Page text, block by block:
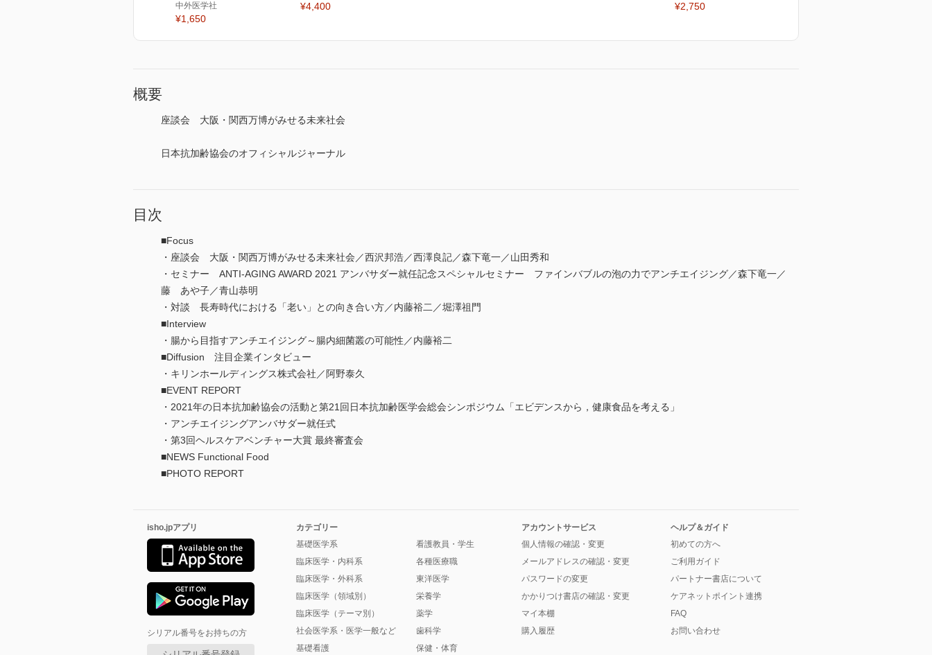
中外医学社
¥1,650
¥4,400 ¥2,750
概要
座談会 大阪・関西万博がみせる未来社会
日本抗加齢協会のオフィシャルジャーナル
目次
■Focus
・座談会 大阪・関西万博がみせる未来社会／西沢邦浩／西澤良記／森下竜一／山田秀和
・セミナー ANTI-AGING AWARD 2021 アンバサダー就任記念スペシャルセミナー ファインバブルの泡の力でアンチエイジング／森下竜一／
藤 あや子／青山恭明
・対談 長寿時代における「老い」との向き合い方／内藤裕二／堀澤祖門
■Interview
・腸から目指すアンチエイジング～腸内細菌叢の可能性／内藤裕二
■Diffusion 注目企業インタビュー
・キリンホールディングス株式会社／阿野泰久
■EVENT REPORT
・2021年の日本抗加齢協会の活動と第21回日本抗加齢医学会総会シンポジウム「エビデンスから，健康食品を考える」
・アンチエイジングアンバサダー就任式
・第3回ヘルスケアベンチャー大賞 最終審査会
■NEWS Functional Food
■PHOTO REPORT
isho.jpアプリ
シリアル番号をお持ちの方
カテゴリー
基礎医学系
臨床医学・内科系
臨床医学・外科系
臨床医学（領域別）
臨床医学（テーマ別）
社会医学系・医学一般など
基礎看護
看護教員・学生
各種医療職
東洋医学
栄養学
薬学
歯科学
保健・体育
アカウントサービス
個人情報の確認・変更
メールアドレスの確認・変更
パスワードの変更
かかりつけ書店の確認・変更
マイ本棚
購入履歴
ヘルプ＆ガイド
初めての方へ
ご利用ガイド
パートナー書店について
ケアネットポイント連携
FAQ
お問い合わせ